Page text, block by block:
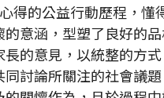
的公益行動歷程，懂
意涵，型塑了良好的
的意見，以統整的方
討論所關注的社會議